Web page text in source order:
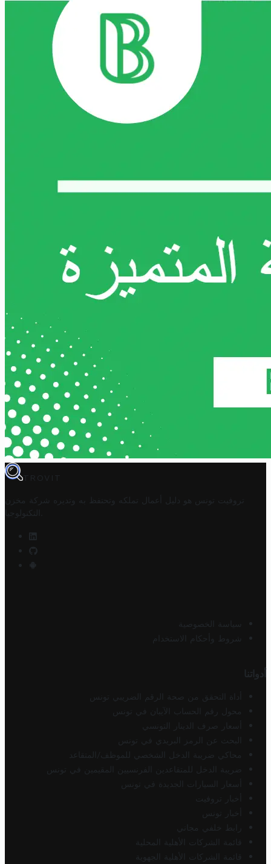
TROVIT
تروفيت تونس هو دليل أعمال تملكه وتحتفظ به وتديره
شركة مخزن
التكنولوجيا
سياسة الخصوصية
شروط وأحكام الاستخدام
أدواتنا
أداة التحقق من صحة الرقم الضريبي تونس
محول رقم الحساب الآيبان في تونس
أسعار صرف الدينار التونسي
البحث عن الرمز البريدي في تونس
محاكي ضريبة الدخل الشخصي للموظف/المتقاعد
ضريبة الدخل للمتقاعدين الفرنسيين المقيمين في تونس
أسعار السيارات الجديدة في تونس
أخبار تروفيت
أخبار تونس
رابط خلفي مجاني
قائمة الشركات الأهلية المحلية
قائمة الشركات الأهلية الجهوية